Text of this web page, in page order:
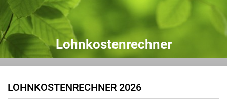
Lohnkostenrechner
LOHNKOSTENRECHNER 2026